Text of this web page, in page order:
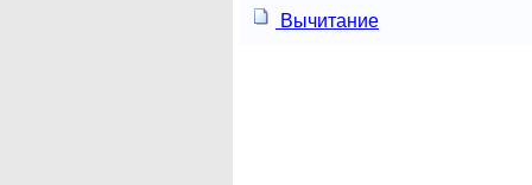
Вычитание